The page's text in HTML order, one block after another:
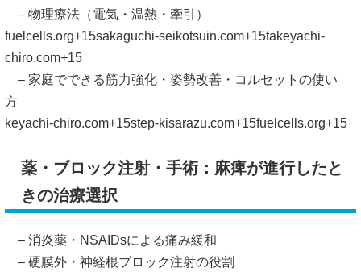
– 物理療法（電気・温熱・牽引）
fuelcells.org+15sakaguchi-seikotsuin.com+15takeyachi-
chiro.com+15
– 家庭でできる筋力強化・姿勢改善・コルセットの使い
方
keyachi-chiro.com+15step-kisarazu.com+15fuelcells.org+15
薬・ブロック注射・手術：麻痺が進行したと
きの治療選択
– 消炎薬・NSAIDsによる痛み緩和
– 硬膜外・神経根ブロック注射の役割